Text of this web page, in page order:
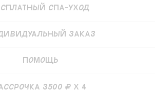
СПА-уход
заказ
Помощь
3500 ₽ x 4